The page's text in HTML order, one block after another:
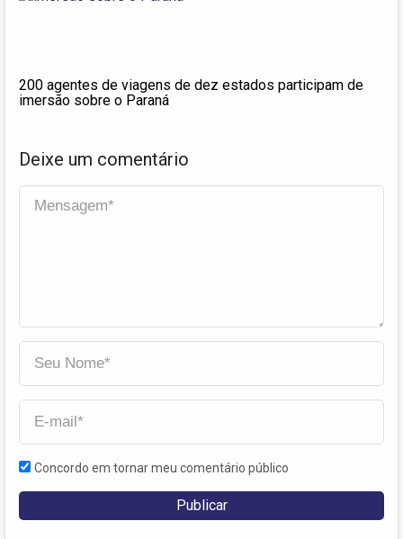
200 agentes de viagens de dez estados participam de
imersão sobre o Paraná
Deixe um comentário
Concordo em tornar meu comentário público